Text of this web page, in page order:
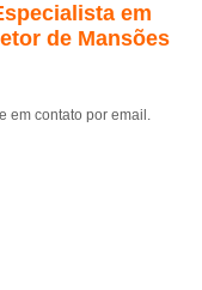
em
de Mansões
em contato por email.